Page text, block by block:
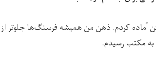
کردم. ذهن من همیشه فرسنگ‌ها جلوتر از
به مکتب رسیدم.